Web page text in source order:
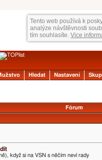
Tento web používá k
analýze návštěvnosti
tím souhlasíte. Vice
Hledat Nastavení
Fórum
když si na VSN s něčím neví rady